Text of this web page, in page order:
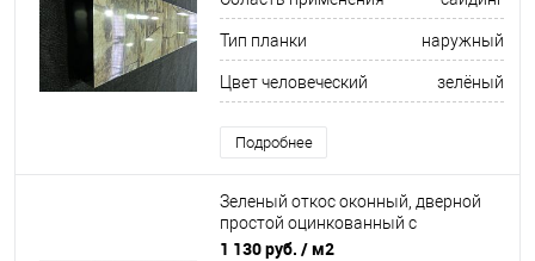
Тип планки наружный
Цвет человеческий зелёный
Подробнее
Зеленый откос оконный, дверной
простой оцинкованный c
порошковым покрытием 0,45мм
1 130 руб. / м2